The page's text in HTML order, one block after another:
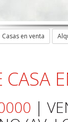
Casas en venta
|